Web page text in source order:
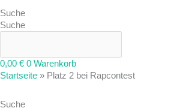
Suche
Suche
0,00 € 0 Warenkorb
Startseite » Platz 2 bei Rapcontest
Suche